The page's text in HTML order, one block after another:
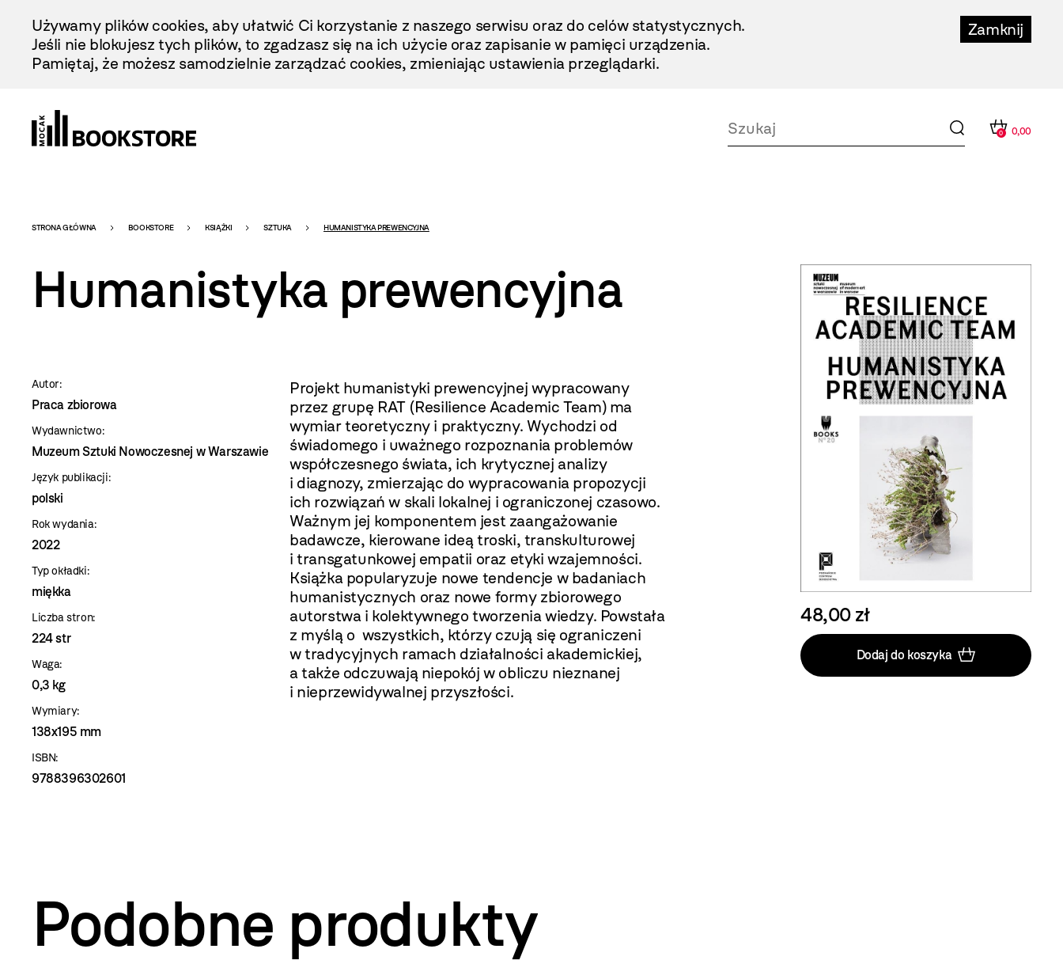
Treści
Zamknij
Używamy plików cookies, aby ułatwić Ci korzystanie z naszego serwisu oraz do celów statystycznych.
Jeśli nie blokujesz tych plików, to zgadzasz się na ich użycie oraz zapisanie w pamięci urządzenia.
Pamiętaj, że możesz samodzielnie zarządzać cookies, zmieniając ustawienia przeglądarki.
0 0,00
Bookstore
-
szablon
szczegóły
STRONA GŁÓWNA BOOKSTORE KSIĄŻKI SZTUKA HUMANISTYKA PREWENCYJNA
Humanistyka prewencyjna
Autor:
Praca zbiorowa
Wydawnictwo:
Muzeum Sztuki Nowoczesnej w Warszawie
Język publikacji:
polski
Rok wydania:
2022
Typ okładki:
miękka
Liczba stron:
224 str
Waga:
0,3 kg
Wymiary:
138x195 mm
ISBN:
9788396302601
Projekt humanistyki prewencyjnej wypracowany
przez grupę RAT (Resilience Academic Team) ma
wymiar teoretyczny i praktyczny. Wychodzi od
świadomego i uważnego rozpoznania problemów
współczesnego świata, ich krytycznej analizy
i diagnozy, zmierzając do wypracowania propozycji
ich rozwiązań w skali lokalnej i ograniczonej czasowo.
Ważnym jej komponentem jest zaangażowanie
badawcze, kierowane ideą troski, transkulturowej
i transgatunkowej empatii oraz etyki wzajemności.
Książkapopularyzuje nowe tendencje w badaniach
humanistycznych oraz nowe formy zbiorowego
autorstwa i kolektywnego tworzenia wiedzy. Powstała
z myślą o wszystkich, którzy czują się ograniczeni
w tradycyjnych ramach działalności akademickiej,
a także odczuwają niepokój w obliczu nieznanej
i nieprzewidywalnej przyszłości.
48,00 zł
Dodaj do koszyka
Podobne produkty